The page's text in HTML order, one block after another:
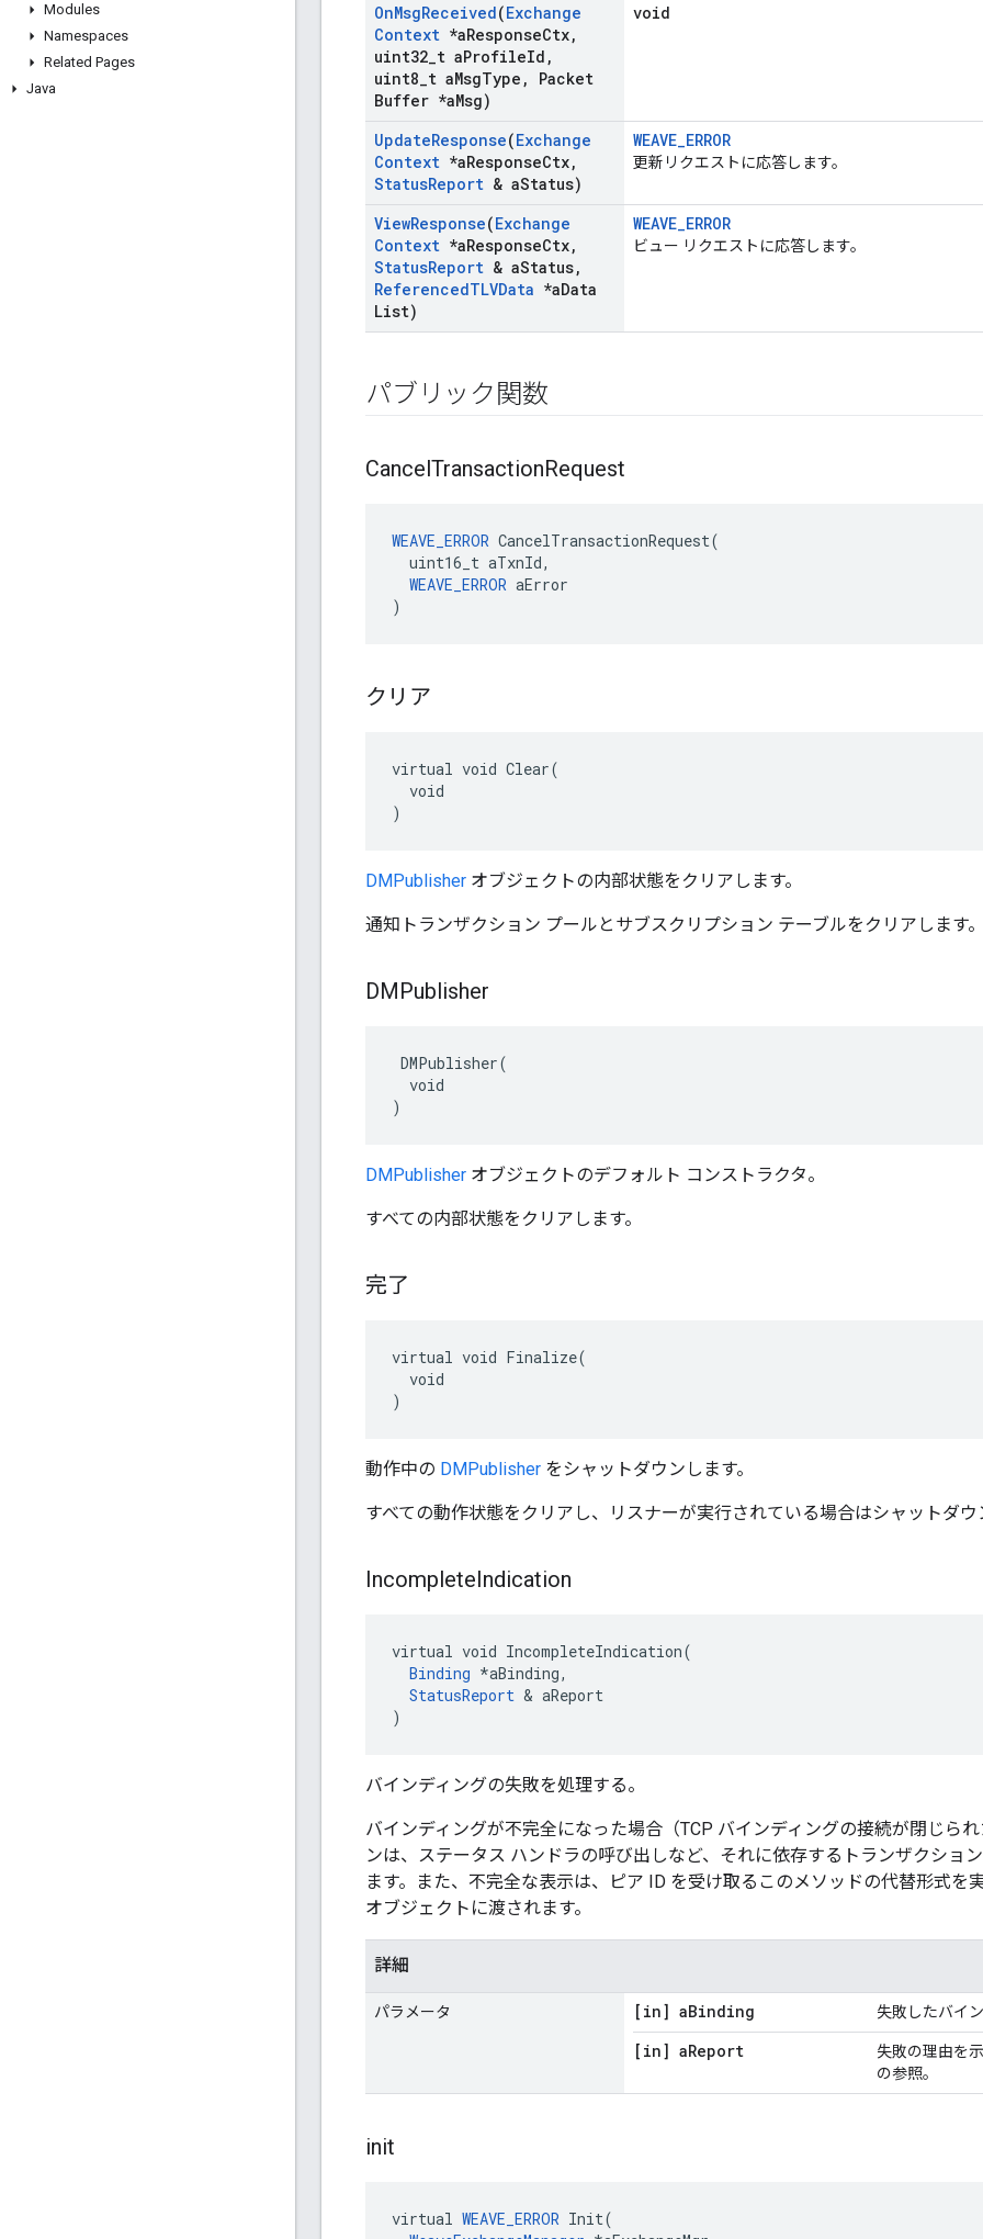
Modules
Namespaces
Related Pages
Java
OnMsgReceived(Exchange
Context *aResponseCtx,
uint32 t aProfileId ,
uint8 t aMsgType ,
Packet
Buffer *aMsg)
void
UpdateResponse(Exchange
Context *aResponseCtx,
StatusReport & aStatus)
WEAVE_ERROR
更新リクエストに応答します。
ViewResponse(Exchange
Context *aResponseCtx,
StatusReport & aStatus,
ReferencedTLVData *aData
List)
WEAVE_ERROR
ビュー リクエストに応答します。
パブリック関数
CancelTransactionRequest
WEAVE_ERROR CancelTransactionRequest(
  uint16_t aTxnId,
WEAVE_ERROR aError
)
クリア
virtual void Clear(
  void
)
DMPublisher オブジェクトの内部状態をクリアします。
通知トランザクション プールとサブスクリプション テーブルをクリアします
DMPublisher
DMPublisher(
  void
)
DMPublisher オブジェクトのデフォルト コンストラクタ。
すべての内部状態をクリアします。
完了
virtual void Finalize(
  void
)
動作中の DMPublisher をシャットダウンします。
すべての動作状態をクリアし、リスナーが実行されている場合はシャットダウ
IncompleteIndication
virtual void IncompleteIndication(
Binding *aBinding,
StatusReport & aReport
)
バインディングの失敗を処理する。
バインディングが不完全になった場合（TCP バインディングの接続が閉じら
ンは、ステータス ハンドラの呼び出しなど、それに依存するトランザクショ
ます。また、不完全な表示は、ピア ID を受け取るこのメソッドの代替形式を
オブジェクトに渡されます。
詳細
パラメータ [in] aBinding 失敗したバイ
[in] aReport
失敗の理由を
の参照。
init
virtual WEAVE_ERROR Init(